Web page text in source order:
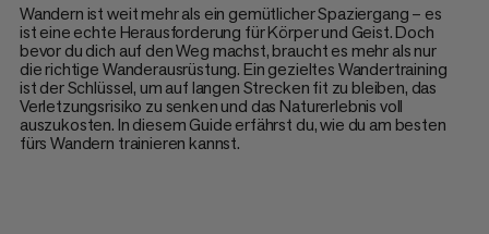
Wandern ist weit mehr als ein gemütlicher Spaziergang – es
ist eine echte Herausforderung für Körper und Geist. Doch
bevor du dich auf den Weg machst, braucht es mehr als nur
die richtige Wanderausrüstung. Ein gezieltes Wandertraining
ist der Schlüssel, um auf langen Strecken fit zu bleiben, das
Verletzungsrisiko zu senken und das Naturerlebnis voll
auszukosten. In diesem Guide erfährst du, wie du am besten
fürs Wandern trainieren kannst.